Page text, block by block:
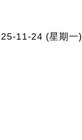
11-24 (星期一)